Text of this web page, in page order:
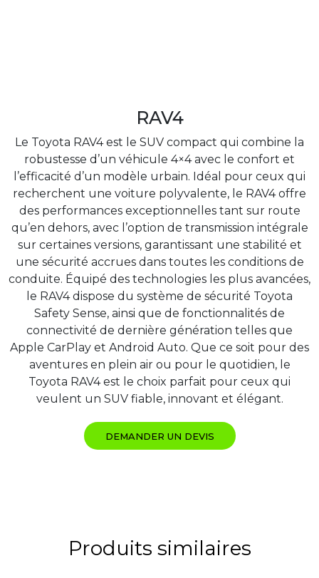
RAV4
Le Toyota RAV4 est le SUV compact qui combine la
robustesse d’un véhicule 4×4 avec le confort et
l’efficacité d’un modèle urbain. Idéal pour ceux qui
recherchent une voiture polyvalente, le RAV4 offre
des performances exceptionnelles tant sur route
qu’en dehors, avec l’option de transmission intégrale
sur certaines versions, garantissant une stabilité et
une sécurité accrues dans toutes les conditions de
conduite. Équipé des technologies les plus avancées,
le RAV4 dispose du système de sécurité Toyota
Safety Sense, ainsi que de fonctionnalités de
connectivité de dernière génération telles que
Apple CarPlay et Android Auto. Que ce soit pour des
aventures en plein air ou pour le quotidien, le
Toyota RAV4 est le choix parfait pour ceux qui
veulent un SUV fiable, innovant et élégant.
DEMANDER UN DEVIS
Produits similaires